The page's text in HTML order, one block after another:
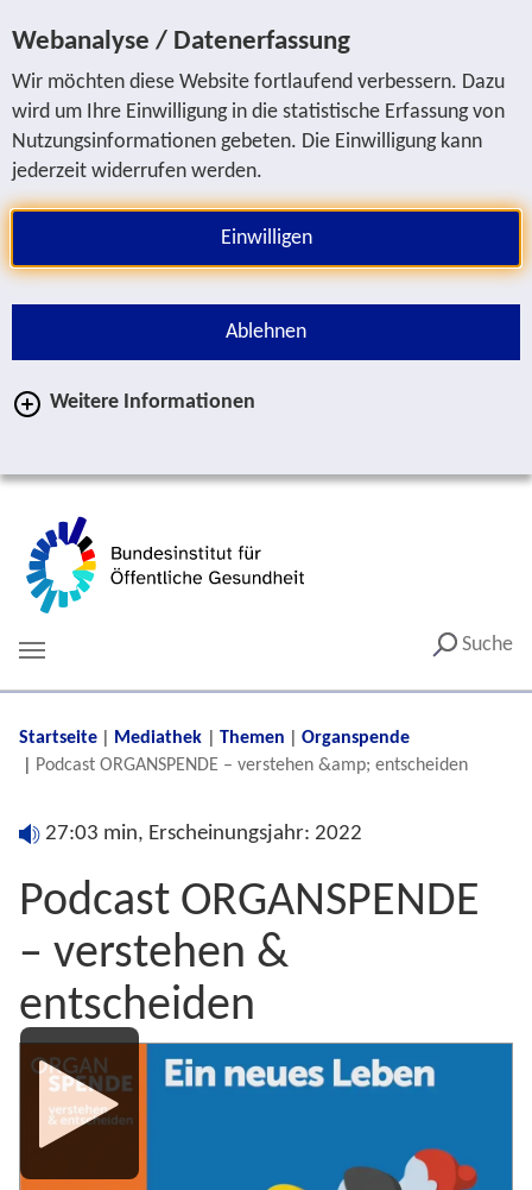
Webanalyse / Datenerfassung
Wir möchten diese Website fortlaufend verbessern. Dazu
wird um Ihre Einwilligung in die statistische Erfassung von
Nutzungsinformationen gebeten. Die Einwilligung kann
jederzeit widerrufen werden.
Einwilligen
Ablehnen
Weitere Informationen
Suche
You are here:
Startseite Mediathek Themen
Organspende
Podcast ORGANSPENDE – verstehen &amp; entscheiden
27:03 min, Erscheinungsjahr: 2022
Podcast ORGANSPENDE
– verstehen &
entscheiden
Media
Player